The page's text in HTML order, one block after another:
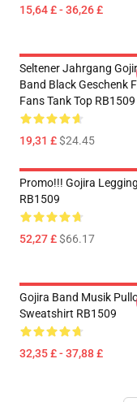
15,64 £ - 36,26 £
Seltener Jahrgang
Band Black Geschenk
Fans Tank Top RB1509
19,31 £$24.45
Promo!!! Gojira
RB1509
52,27 £$66.17
Gojira Band Musik
Sweatshirt RB1509
32,35 £ - 37,88 £